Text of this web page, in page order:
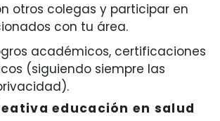
otros colegas y participar en
con tu área.
académicos, certificaciones
(siguiendo siempre las
educación en salud